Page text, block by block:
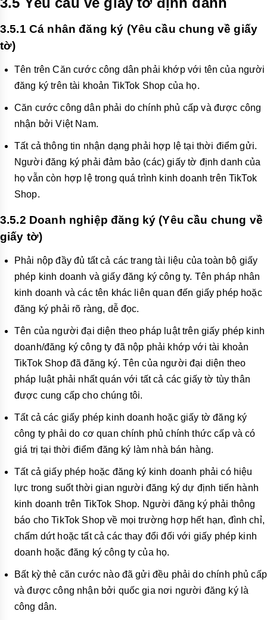
3.5.1 Cá nhân đăng ký (Yêu cầu chung về giấy
tờ)
Tên trên Căn cước công dân phải khớp với tên của người
đăng ký trên tài khoản TikTok Shop của họ.
Căn cước công dân phải do chính phủ cấp và được công
nhận bởi Việt Nam.
Tất cả thông tin nhận dạng phải hợp lệ tại thời điểm gửi.
Người đăng ký phải đảm bảo (các) giấy tờ định danh của
họ vẫn còn hợp lệ trong quá trình kinh doanh trên TikTok
Shop.
3.5.2 Doanh nghiệp đăng ký (Yêu cầu chung về
giấy tờ)
Phải nộp đầy đủ tất cả các trang tài liệu của toàn bộ giấy
phép kinh doanh và giấy đăng ký công ty. Tên pháp nhân
kinh doanh và các tên khác liên quan đến giấy phép hoặc
đăng ký phải rõ ràng, dễ đọc.
Tên của người đại diện theo pháp luật trên giấy phép kinh
doanh/đăng ký công ty đã nộp phải khớp với tài khoản
TikTok Shop đã đăng ký. Tên của người đại diện theo
pháp luật phải nhất quán với tất cả các giấy tờ tùy thân
được cung cấp cho chúng tôi.
Tất cả các giấy phép kinh doanh hoặc giấy tờ đăng ký
công ty phải do cơ quan chính phủ chính thức cấp và có
giá trị tại thời điểm đăng ký làm nhà bán hàng.
Tất cả giấy phép hoặc đăng ký kinh doanh phải có hiệu
lực trong suốt thời gian người đăng ký dự định tiến hành
kinh doanh trên TikTok Shop. Người đăng ký phải thông
báo cho TikTok Shop về mọi trường hợp hết hạn, đình chỉ,
chấm dứt hoặc tất cả các thay đổi đối với giấy phép kinh
doanh hoặc đăng ký công ty của họ.
Bất kỳ thẻ căn cước nào đã gửi đều phải do chính phủ cấp
và được công nhận bởi quốc gia nơi người đăng ký là
công dân.